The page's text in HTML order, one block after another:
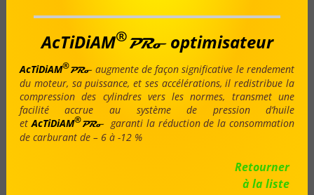
AcTiDiAM®PRooptimisateur
AcTiDiAM®PRo
augmente de façon significative le rendement
du moteur, sa puissance, et ses accélérations, il redistribue la
compression des cylindres vers les normes, transmet une
facilité accrue au système de pression d’huile
etAcTiDiAM®PRo
garanti la réduction de la consommation
de carburant de – 6 à -12 %
Retourner
à la liste